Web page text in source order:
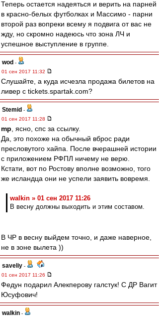
Теперь остается надеяться и верить на парней
в красно-белых футболках и Массимо - парни
второй раз вопреки всему я подвига от вас не
жду, но скромно надеюсь что зона ЛЧ и
успешное выступление в группе.
wod -
01 сен 2017 11:32
Слушайте, а куда исчезла продажа билетов на
ливер с tickets.spartak.com?
Stemid -
01 сен 2017 11:28
mp , ясно, спс за ссылку.
Да, это похоже на обычный вброс ради
пресловутого хайпа. После вчерашней истории
с приложением РФПЛ ничему не верю.
Кстати, вот по Ростову вполне возможно, того
же исландца они не успели заявить вовремя.
walkin » 01 сен 2017 11:26
В весну должны выходить и этим составом.
В ЧР в весну выйдем точно, и даже наверное,
не в зоне вылета ))
saveliy -
01 сен 2017 11:26
Федун подарил Алекперову галстук! С ДР Вагит
Юсуфович!
walkin -